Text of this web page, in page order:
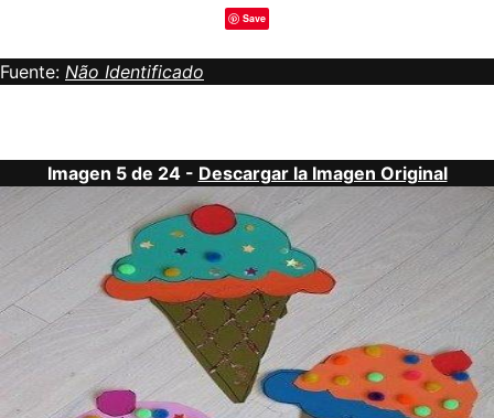
Save
Fuente: Não Identificado
Imagen 5 de 24 - Descargar la Imagen Original